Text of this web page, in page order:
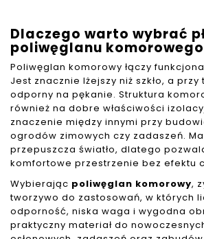
Dlaczego warto wybrać
poliwęglanu
Poliwęglan komorowy łączy
Jest znacznie lżejszy niż szkło, a
odporny na pękanie. Struktura
również na dobre właściwości
znaczenie między innymi przy
ogrodów zimowych czy zadaszeń.
przepuszcza światło, dlatego
komfortowe przestrzenie bez efektu
Wybierając poliwęglan komorowy,
tworzywo do zastosowań, w których
odporność, niska waga i wygodna
praktyczny materiał do